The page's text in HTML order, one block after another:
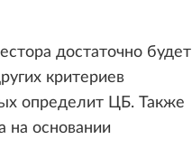
достаточно будет
критериев
определит ЦБ. Также
на основании